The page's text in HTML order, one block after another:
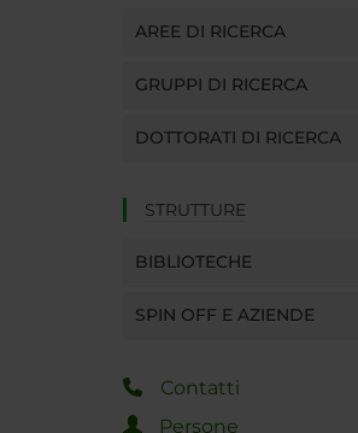
AREE DI RICERCA
GRUPPI DI RICERCA
DOTTORATI DI RICERCA
STRUTTURE
BIBLIOTECHE
SPIN OFF E AZIENDE
Contatti
Persone